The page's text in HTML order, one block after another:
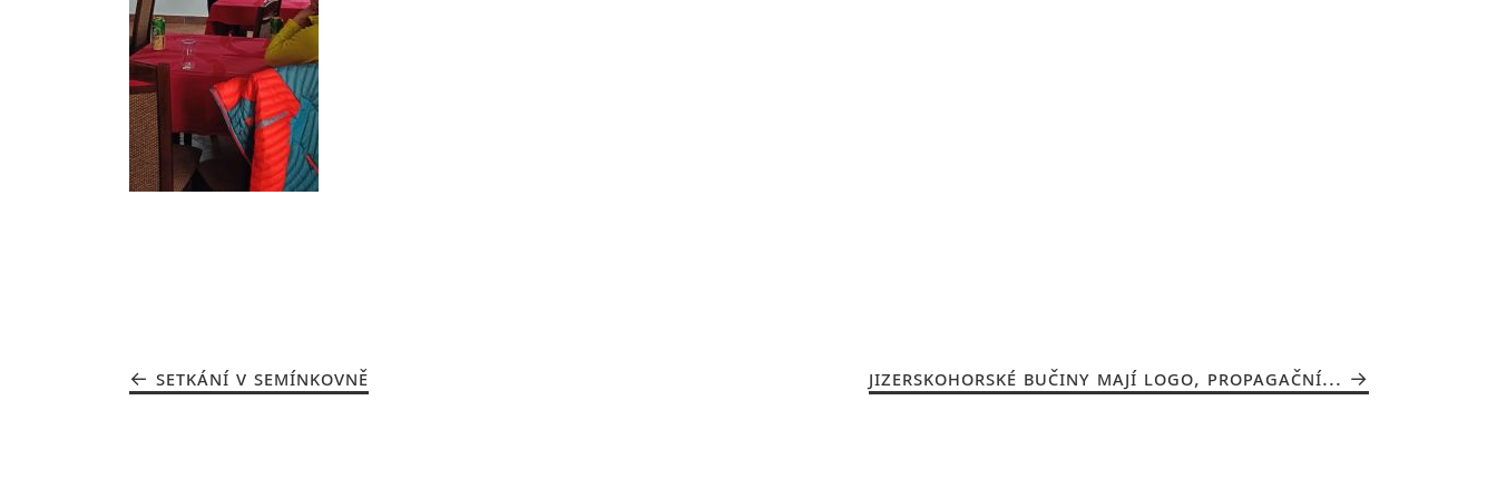
SETKÁNÍ V SEMÍNKOVNĚ JIZERSKOHORSKÉ BUČINY MAJÍ LOGO, PROPAGAČNÍ...